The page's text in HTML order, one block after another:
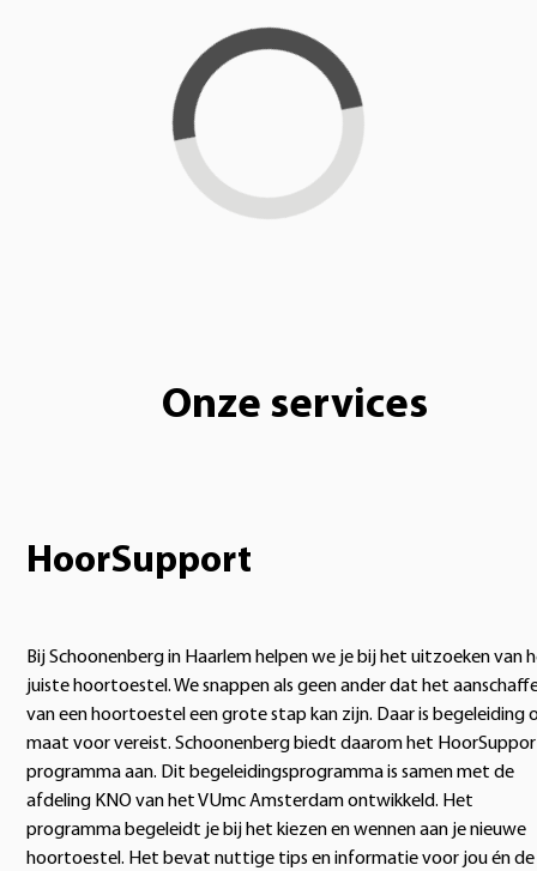
Loading...
Onze services
HoorSupport
Bij Schoonenberg in Haarlem helpen we je bij het uitzoeken van
juiste hoortoestel. We snappen als geen ander dat het
van een hoortoestel een grote stap kan zijn. Daar is begeleiding
maat voor vereist. Schoonenberg biedt daarom het
programma aan. Dit begeleidingsprogramma is samen met de
afdeling KNO van het VUmc Amsterdam ontwikkeld. Het
programma begeleidt je bij het kiezen en wennen aan je nieuwe
hoortoestel. Het bevat nuttige tips en informatie voor jou én de